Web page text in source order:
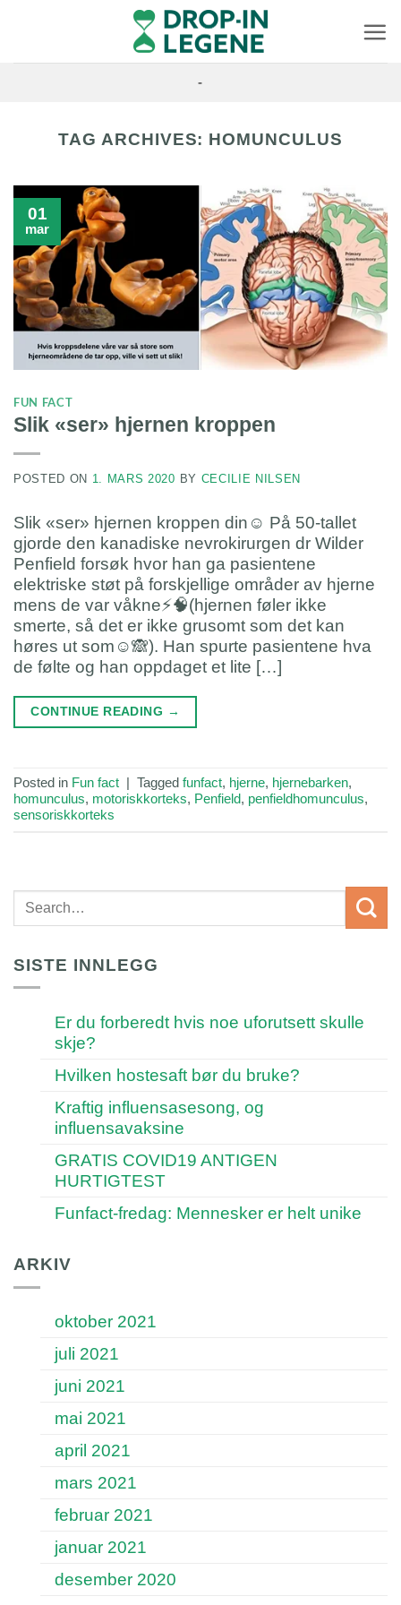
content
-
TAG ARCHIVES: HOMUNCULUS
01
mar
FUN FACT
Slik «ser» hjernen kroppen
POSTED ON 1. MARS 2020 BY CECILIE NILSEN
Slik «ser» hjernen kroppen din☺️ På 50-tallet
gjorde den kanadiske nevrokirurgen dr Wilder
Penfield forsøk hvor han ga pasientene
elektriske støt på forskjellige områder av hjerne
mens de var våkne⚡️🧠(hjernen føler ikke
smerte, så det er ikke grusomt som det kan
høres ut som☺️🙈). Han spurte pasientene hva
de følte og han oppdaget et lite […]
CONTINUE READING →
Posted in Fun fact | Tagged funfact, hjerne, hjernebarken,
homunculus, motoriskkorteks, Penfield, penfieldhomunculus,
sensoriskkorteks
SISTE INNLEGG
Er du forberedt hvis noe uforutsett skulle
skje?
Hvilken hostesaft bør du bruke?
Kraftig influensasesong, og
influensavaksine
GRATIS COVID19 ANTIGEN
HURTIGTEST
Funfact-fredag: Mennesker er helt unike
ARKIV
oktober 2021
juli 2021
juni 2021
mai 2021
april 2021
mars 2021
februar 2021
januar 2021
desember 2020